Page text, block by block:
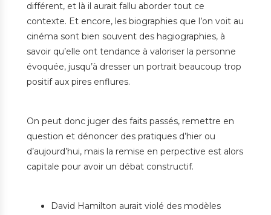
différent, et là il aurait fallu aborder tout ce
contexte. Et encore, les biographies que l’on voit au
cinéma sont bien souvent des hagiographies, à
savoir qu’elle ont tendance à valoriser la personne
évoquée, jusqu’à dresser un portrait beaucoup trop
positif aux pires enflures.
On peut donc juger des faits passés, remettre en
question et dénoncer des pratiques d’hier ou
d’aujourd’hui, mais la remise en perpective est alors
capitale pour avoir un débat constructif.
David Hamilton aurait violé des modèles